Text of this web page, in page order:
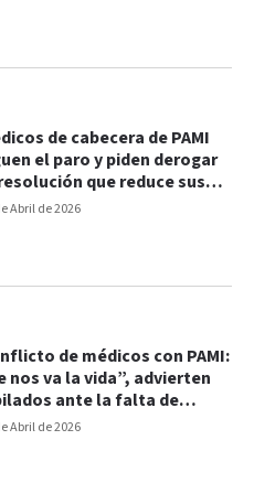
Abril de 2026
de cabecera de PAMI
el paro y piden derogar
que reduce sus
Abril de 2026
de médicos con PAMI:
nos va la vida”, advierten
ante la falta de